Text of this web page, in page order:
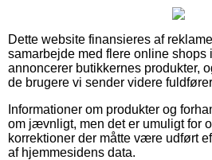
Dette website finansieres af
samarbejde med flere online shops
annoncerer butikkernes produkter,
de brugere vi sender videre
Informationer om produkter og
om jævnligt, men det er umuligt for
korrektioner der måtte være udført
af hjemmesidens data.